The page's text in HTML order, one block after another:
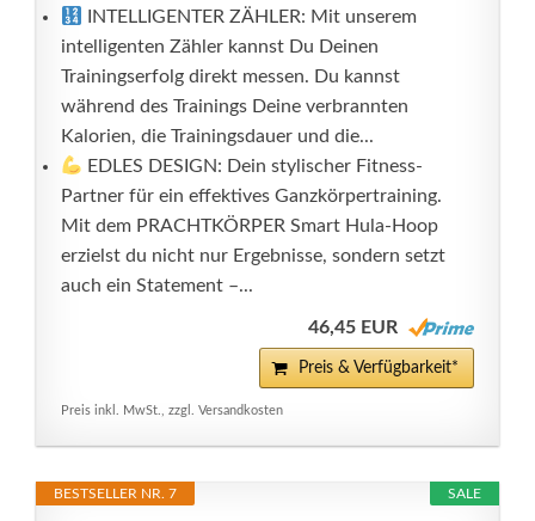
INTELLIGENTER ZÄHLER: Mit unserem
intelligenten Zähler kannst Du Deinen
Trainingserfolg direkt messen. Du kannst
während des Trainings Deine verbrannten
Kalorien, die Trainingsdauer und die...
EDLES DESIGN: Dein stylischer Fitness-
Partner für ein effektives Ganzkörpertraining.
Mit dem PRACHTKÖRPER Smart Hula-Hoop
erzielst du nicht nur Ergebnisse, sondern setzt
auch ein Statement –...
46,45 EUR
Preis & Verfügbarkeit*
Preis inkl. MwSt., zzgl. Versandkosten
SALE
BESTSELLER NR. 7